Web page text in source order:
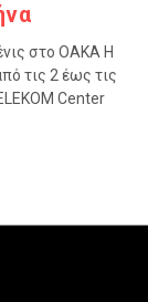
στο ΟΑΚΑ Η
τις 2 έως τις
Center